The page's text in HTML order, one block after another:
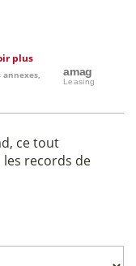
plus
ce tout
records de